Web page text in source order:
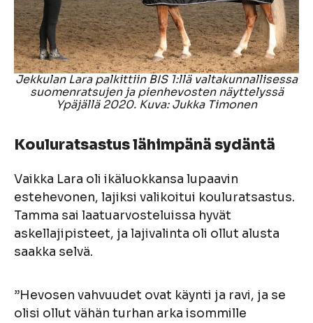
Jekkulan Lara palkittiin BIS 1:llä valtakunnallisessa
suomenratsujen ja pienhevosten näyttelyssä
Ypäjällä 2020. Kuva: Jukka Timonen
Kouluratsastus lähimpänä sydäntä
Vaikka Lara oli ikäluokkansa lupaavin
estehevonen, lajiksi valikoitui kouluratsastus.
Tamma sai laatuarvosteluissa hyvät
askellajipisteet, ja lajivalinta oli ollut alusta
saakka selvä.
”Hevosen vahvuudet ovat käynti ja ravi, ja se
olisi ollut vähän turhan arka isommille